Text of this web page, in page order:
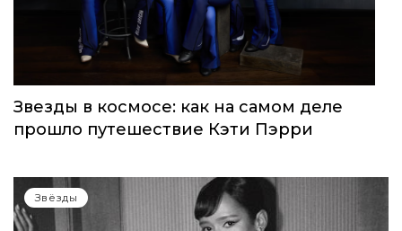
Звезды в космосе: как на самом деле
прошло путешествие Кэти Пэрри
Звёзды